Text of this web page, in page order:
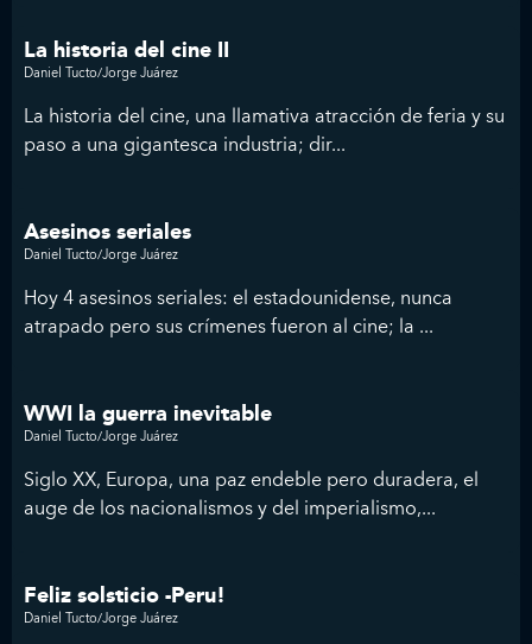
La historia del cine II
Daniel Tucto/Jorge Juárez
La historia del cine, una llamativa atracción de feria y su
paso a una gigantesca industria; dir...
Asesinos seriales
Daniel Tucto/Jorge Juárez
Hoy 4 asesinos seriales: el estadounidense, nunca
atrapado pero sus crímenes fueron al cine; la ...
WWI la guerra inevitable
Daniel Tucto/Jorge Juárez
Siglo XX, Europa, una paz endeble pero duradera, el
auge de los nacionalismos y del imperialismo,...
Feliz solsticio -Peru!
Daniel Tucto/Jorge Juárez